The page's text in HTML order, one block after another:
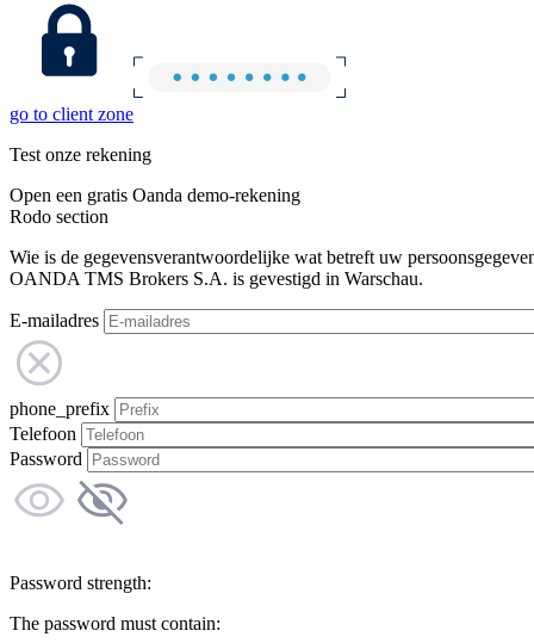
go to client zone
Test onze rekening
Open een gratis Oanda demo-rekening
Rodo section
Wie is de gegevensverantwoordelijke wat betreft uw
OANDA TMS Brokers S.A. is gevestigd in Warschau.
E-mailadres
phone_prefix
Telefoon
Password
Password strength:
The password must contain: